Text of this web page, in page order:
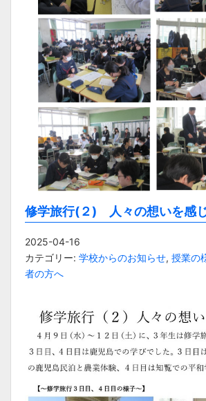
修学旅行(２) 人々の想いを感
2025-04-16
カテゴリー: 学校からのお知らせ, 授業の
者の方へ